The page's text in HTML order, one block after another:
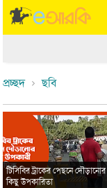
প্রচ্ছদ ছবি
টিসিবির ট্রাকের পেছনে দৌড়ানোর
কিছু উপকারিতা